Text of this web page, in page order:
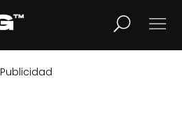
LIFESTYLE
Publicidad